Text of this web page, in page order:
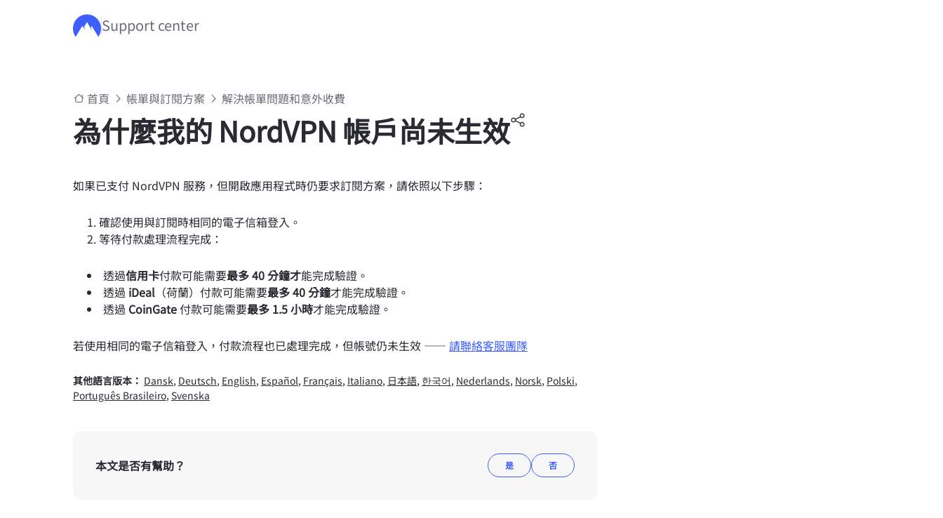
跳至主要內容
Support center
首頁 帳單與訂閱方案 解決帳單問題和意外收費
為什麼我的 NordVPN 帳戶尚未生效
如果已支付 NordVPN 服務，但開啟應用程式時仍要求訂閱方案，請依照以下步驟：
確認使用與訂閱時相同的電子信箱登入。
等待付款處理流程完成：
透過信用卡付款可能需要最多 40 分鐘才能完成驗證。
透過 iDeal （荷蘭）付款可能需要最多 40 分鐘才能完成驗證。
透過 CoinGate付款可能需要最多 1.5 小時才能完成驗證。
若使用相同的電子信箱登入，付款流程也已處理完成，但帳號仍未生效 —— 請聯絡客服團隊
其他語言版本： Dansk, Deutsch, English, Español, Français, Italiano, 日本語, 한국어, Nederlands, Norsk, Polski,
Português Brasileiro, Svenska
本文是否有幫助？ 是 否